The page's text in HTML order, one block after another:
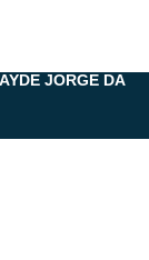
JORGE DA